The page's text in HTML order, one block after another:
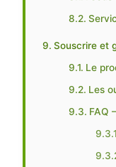
Souscrire et
Le
Les
FAQ